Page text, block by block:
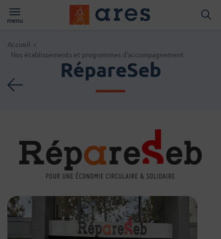
Logo du Groups
menu
Accueil
Page d'accueil du site
<
Nos établissements et programmes d'accompagnement
RépareSeb
Retour à la liste des